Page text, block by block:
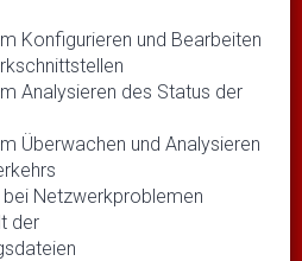
Konfigurieren und Bearbeiten
Analysieren des Status der
Überwachen und Analysieren
Netzwerkproblemen
der